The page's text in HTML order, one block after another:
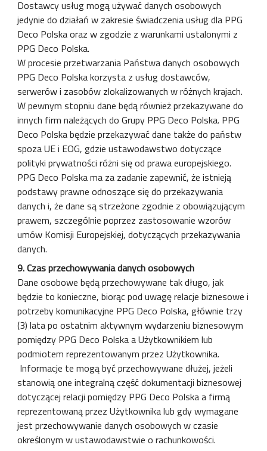
Dostawcy usług mogą używać danych osobowych
jedynie do działań w zakresie świadczenia usług dla PPG
Deco Polska oraz w zgodzie z warunkami ustalonymi z
PPG Deco Polska.
W procesie przetwarzania Państwa danych osobowych
PPG Deco Polska korzysta z usług dostawców,
serwerów i zasobów zlokalizowanych w różnych krajach.
W pewnym stopniu dane będą również przekazywane do
innych firm należących do Grupy PPG Deco Polska. PPG
Deco Polska będzie przekazywać dane także do państw
spoza UE i EOG, gdzie ustawodawstwo dotyczące
polityki prywatności różni się od prawa europejskiego.
PPG Deco Polska ma za zadanie zapewnić, że istnieją
podstawy prawne odnoszące się do przekazywania
danych i, że dane są strzeżone zgodnie z obowiązującym
prawem, szczególnie poprzez zastosowanie wzorów
umów Komisji Europejskiej, dotyczących przekazywania
danych.
9. Czas przechowywania danych osobowych
Dane osobowe będą przechowywane tak długo, jak
będzie to konieczne, biorąc pod uwagę relacje biznesowe i
potrzeby komunikacyjne PPG Deco Polska, głównie trzy
(3) lata po ostatnim aktywnym wydarzeniu biznesowym
pomiędzy PPG Deco Polska a Użytkownikiem lub
podmiotem reprezentowanym przez Użytkownika.
Informacje te mogą być przechowywane dłużej, jeżeli
stanowią one integralną część dokumentacji biznesowej
dotyczącej relacji pomiędzy PPG Deco Polska a firmą
reprezentowaną przez Użytkownika lub gdy wymagane
jest przechowywanie danych osobowych w czasie
określonym w ustawodawstwie o rachunkowości.